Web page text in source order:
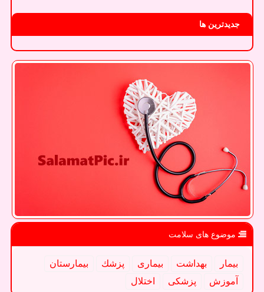
جدیدترین ها
موضوع های سلامت
بیمار بهداشت بیماری پزشك
بیمارستان
آموزش
پزشكی اختلال